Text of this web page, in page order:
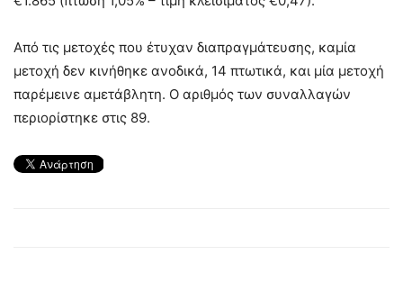
Από τις μετοχές που έτυχαν διαπραγμάτευσης, καμία
μετοχή δεν κινήθηκε ανοδικά, 14 πτωτικά, και μία μετοχή
παρέμεινε αμετάβλητη. Ο αριθμός των συναλλαγών
περιορίστηκε στις 89.